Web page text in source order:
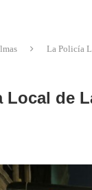
La Policía
Local de